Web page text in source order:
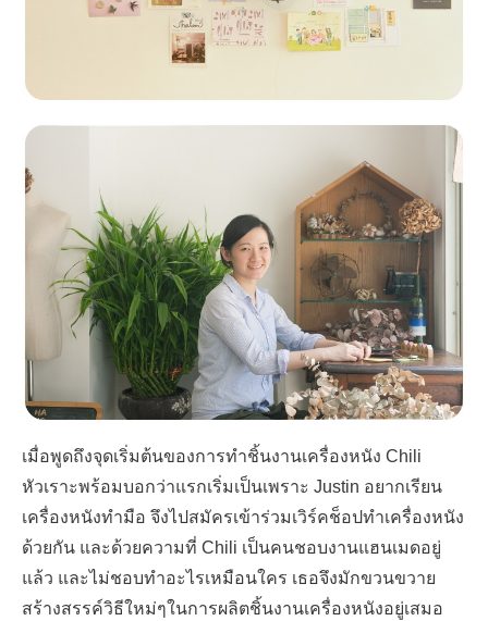
เมื่อพูดถึงจุดเริ่มต้นของการทำชิ้นงานเครื่องหนัง Chili
หัวเราะพร้อมบอกว่าแรกเริ่มเป็นเพราะ Justin อยากเรียน
เครื่องหนังทำมือ จึงไปสมัครเข้าร่วมเวิร์คช็อปทำเครื่องหนัง
ด้วยกัน และด้วยความที่ Chili เป็นคนชอบงานแฮนเมดอยู่
แล้ว และไม่ชอบทำอะไรเหมือนใคร เธอจึงมักขวนขวาย
สร้างสรรค์วิธีใหม่ๆในการผลิตชิ้นงานเครื่องหนังอยู่เสมอ